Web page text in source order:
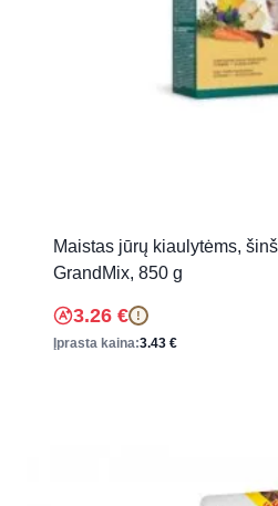
Maistas jūrų kiaulytėms,
GrandMix, 850 g
3.26 € !
Įprasta kaina:3.43 €